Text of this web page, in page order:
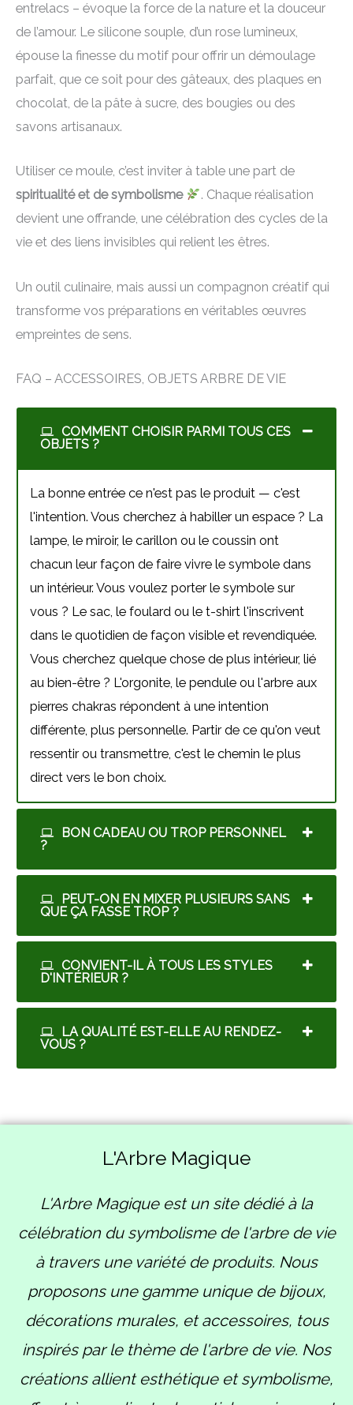
entrelacs – évoque la force de la nature et la douceur
de l’amour. Le silicone souple, d’un rose lumineux,
épouse la finesse du motif pour offrir un démoulage
parfait, que ce soit pour des gâteaux, des plaques en
chocolat, de la pâte à sucre, des bougies ou des
savons artisanaux.
Utiliser ce moule, c’est inviter à table une part de
spiritualité et de symbolisme
. Chaque réalisation
devient une offrande, une célébration des cycles de la
vie et des liens invisibles qui relient les êtres.
Un outil culinaire, mais aussi un compagnon créatif qui
transforme vos préparations en véritables œuvres
empreintes de sens.
FAQ – ACCESSOIRES, OBJETS ARBRE DE VIE
COMMENT CHOISIR PARMI TOUS CES
OBJETS ?
La bonne entrée ce n'est pas le produit — c'est
l'intention. Vous cherchez à habiller un espace ? La
lampe, le miroir, le carillon ou le coussin ont
chacun leur façon de faire vivre le symbole dans
un intérieur. Vous voulez porter le symbole sur
vous ? Le sac, le foulard ou le t-shirt l'inscrivent
dans le quotidien de façon visible et revendiquée.
Vous cherchez quelque chose de plus intérieur, lié
au bien-être ? L'orgonite, le pendule ou l'arbre aux
pierres chakras répondent à une intention
différente, plus personnelle. Partir de ce qu'on veut
ressentir ou transmettre, c'est le chemin le plus
direct vers le bon choix.
BON CADEAU OU TROP PERSONNEL
?
PEUT-ON EN MIXER PLUSIEURS SANS
QUE ÇA FASSE TROP ?
CONVIENT-IL À TOUS LES STYLES
D'INTÉRIEUR ?
LA QUALITÉ EST-ELLE AU RENDEZ-
VOUS ?
L'Arbre Magique
L'Arbre Magique est un site dédié à la
célébration du symbolisme de l'arbre de vie
à travers une variété de produits. Nous
proposons une gamme unique de bijoux,
décorations murales, et accessoires, tous
inspirés par le thème de l'arbre de vie. Nos
créations allient esthétique et symbolisme,